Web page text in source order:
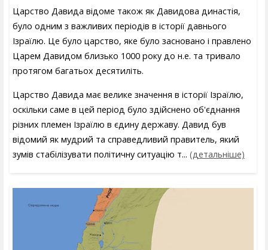
Царство Давида відоме також як Давидова династія,
було одним з важливих періодів в історії давнього
Ізраїлю. Це було царство, яке було засновано і правлено
Царем Давидом близько 1000 року до н.е. та тривало
протягом багатьох десятиліть.
Царство Давида має велике значення в історії Ізраїлю,
оскільки саме в цей період було здійснено об'єднання
різних племен Ізраїлю в єдину державу. Давид був
відомий як мудрий та справедливий правитель, який
зумів стабілізувати політичну ситуацію т... (детальніше)